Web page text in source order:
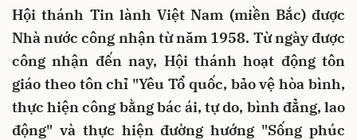
Hội thánh Tin lành Việt Nam (miền Bắc) được
Nhà nước công nhận từ năm 1958. Từ ngày được
công nhận đến nay, Hội thánh hoạt động tôn
giáo theo tôn chỉ "Yêu Tổ quốc, bảo vệ hòa bình,
thực hiện công bằng bác ái, tự do, bình đẳng, lao
động" và thực hiện đường hướng "Sống phúc